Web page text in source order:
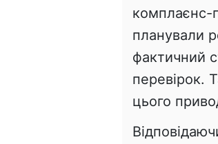
комплаєнс-
планували
фактичний
перевірок.
цього